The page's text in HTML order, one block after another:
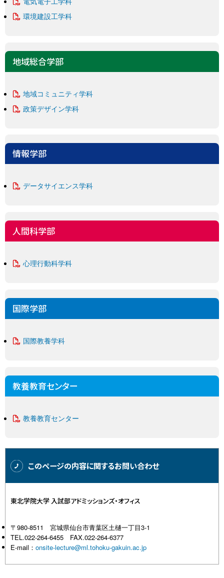
環境建設工学科
地域総合学部
地域コミュニティ学科
政策デザイン学科
情報学部
データサイエンス学科
人間科学部
心理行動科学科
国際学部
国際教養学科
教養教育センター
教養教育センター
このページの内容に関するお問い合わせ
東北学院大学 入試部アドミッションズ・オフィス
〒980-8511 宮城県仙台市青葉区土樋一丁目3-1
TEL.022-264-6455 FAX.022-264-6377
E-mail： onsite-lecture@ml.tohoku-gakuin.ac.jp